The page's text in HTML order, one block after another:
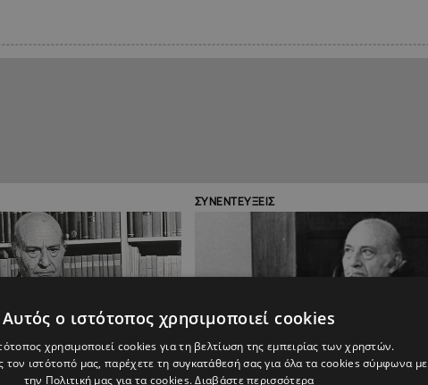
ΣΥΝΕΝΤΕΥΞΕΙΣ
Αυτός ο ιστότοπος χρησιμοποιεί cookies
χρησιμοποιεί cookies για τη βελτίωση της εμπειρίας των χρηστών.
τον ιστότοπό μας, παρέχετε τη συγκατάθεσή σας για όλα τα cookies σύμφωνα με
την Πολιτική μας για τα cookies.Διαβάστε περισσότερα